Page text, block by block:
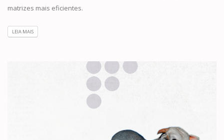
matrizes mais eficientes.
LEIA MAIS